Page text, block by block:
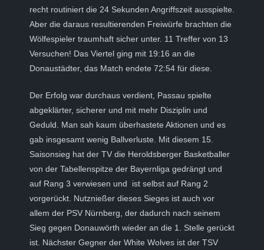
recht routiniert die 24 Sekunden Angriffszeit ausspielte.
Aber die daraus resultierenden Freiwürfe brachten die
Wölfespieler traumhaft sicher unter. 11 Treffer von 13
Versuchen! Das Viertel ging mit 19:16 an die
Donaustädter, das Match endete 72:54 für diese.
Der Erfolg war durchaus verdient, Passau spielte
abgeklärter, sicherer und mit mehr Disziplin und
Geduld. Man sah kaum überhastete Aktionen und es
gab insgesamt wenig Ballverluste. Mit diesem 15.
Saisonsieg hat der TV die Heroldsberger Basketballer
von der Tabellenspitze der Bayernliga gedrängt und
auf Rang 3 verwiesen und ist selbst auf Rang 2
vorgerückt. Nutznießer dieses Sieges ist auch vor
allem der PSV Nürnberg, der dadurch nach seinem
Sieg gegen Donauwörth wieder an die 1. Stelle gerückt
ist. Nächster Gegner der White Wolves ist der TSV